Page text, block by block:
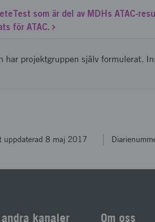
som är del av MDHs ATAC-
för ATAC.
har projektgruppen själv formulerat.
uppdaterad 8 maj 2017
kanaler Om oss